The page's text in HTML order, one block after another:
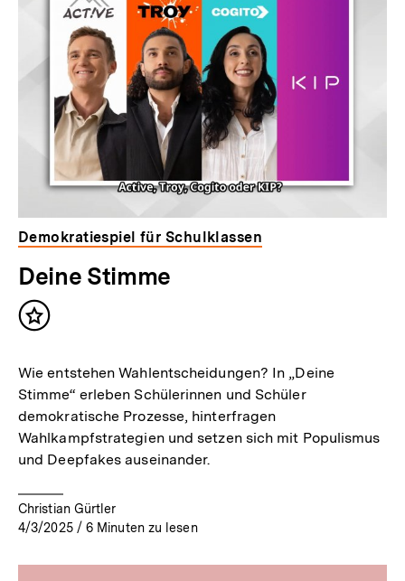
Demokratiespiel für Schulklassen
Deine Stimme
Inhalt
Wie entstehen Wahlentscheidungen? In „Deine
Stimme“ erleben Schülerinnen und Schüler
demokratische Prozesse, hinterfragen
Wahlkampfstrategien und setzen sich mit Populismus
und Deepfakes auseinander.
Christian Gürtler
4/3/2025 / 6 Minuten zu lesen